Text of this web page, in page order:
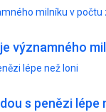
milníku v počtu
významného
lépe než loni
s penězi lépe